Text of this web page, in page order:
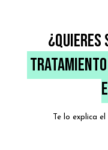
¿QUIERES
Te lo explica